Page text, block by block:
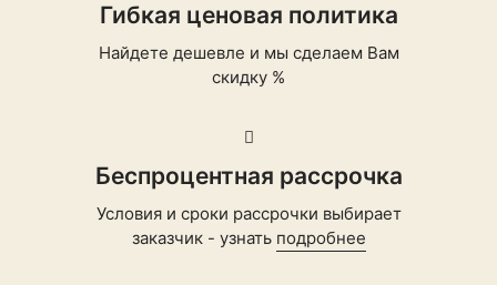
Гибкая ценовая политика
Найдете дешевле и мы сделаем Вам
скидку %
Беспроцентная рассрочка
Условия и сроки рассрочки выбирает
заказчик - узнать подробнее